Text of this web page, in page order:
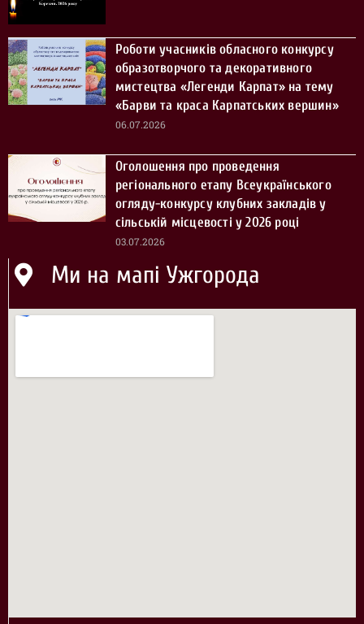
Роботи учасників обласного конкурсу
образотворчого та декоративного
мистецтва «Легенди Карпат» на тему
«Барви та краса Карпатських вершин»
06.07.2026
Оголошення про проведення
регіонального етапу Всеукраїнського
огляду-конкурсу клубних закладів у
сільській місцевості у 2026 році
03.07.2026
Ми на мапі Ужгорода